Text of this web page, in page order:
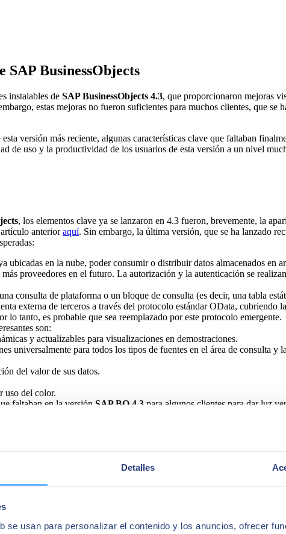
Detalles
se usan para personalizar el contenido y los anuncios, ofrecer
SAP BusinessObjects
instalables de SAP BusinessObjects 4.3, que proporcionaron mejoras
estas mejoras no fueron suficientes para muchos clientes, que
versión más reciente, algunas características clave que faltaban
de uso y la productividad de los usuarios de esta versión a un nivel
, los elementos clave ya se lanzaron en 4.3 fueron, brevemente, la
anterioraquí. Sin embargo, la última versión, que se ha lanzado
ubicadas en la nube, poder consumir o distribuir datos almacenados en
proveedores en el futuro. La autorización y la autenticación se
consulta de plataforma o un bloque de consulta (es decir, una tabla
externa de terceros a través del protocolo estándar OData, cubriendo
tanto, es probable que sea reemplazado por este protocolo emergente.
son:
y actualizables para visualizaciones en demostraciones.
universalmente para todos los tipos de fuentes en el área de consulta y
del valor de sus datos.
uso del color.
faltaban en la versión SAP BO 4.3 para algunos clientes para dar luz
externos TXT con datos procesados manualmente.
de Galigeo.
que mejora WebI con exploración y visualización de datos. Esta es una
un nuevo camino hacia la nube en un nuevo modelo de licencia donde